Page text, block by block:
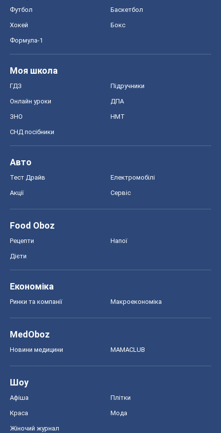
Футбол Баскетбол
Хокей Бокс
Формула-1
Моя школа
ГДЗ Підручники
Онлайн уроки ДПА
ЗНО НМТ
СНД посібники
Авто
Тест Драйв Електромобілі
Акції Сервіс
Food Oboz
Рецепти Напої
Дієти
Економіка
Ринки та компанії Макроекономіка
MedOboz
Новини медицини MAMACLUB
Шоу
Афіша Плітки
Краса Мода
Жіночий журнал